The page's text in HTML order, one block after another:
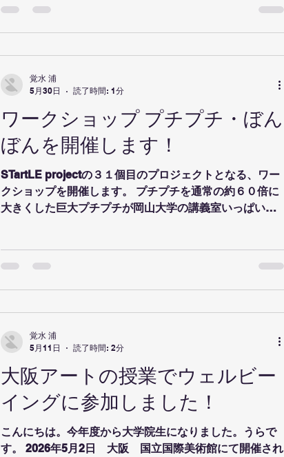
たはずの幸せ」に思いを寄せ、作品として表現します。
そして、一人ひとりが描いた作品をつなぎ合わせ、一つ
と。そして、自分たちが願う平和や幸せについて考える
める時間になればと思います。 岡山空襲展示室様主催
予定です。 ぜひお気軽にお越しください！ 【平和な未来
を描こう！】 📅 日時 6月27日（土）10:00〜12:00 6月28
日（日）10:00〜12:00 ※連続した内容のため、できるだ
け両日ご参加ください。 📍 会場.
ワークショップ プチプチ・ぼん
ぼんを開催します！
STartLE projectの３１個目のプロジェクトとなる、ワー
クショップを開催します。 プチプチを通常の約６０倍に
大きくした巨大プチプチが岡山大学の講義室いっぱいに
いものを探して普段は包めないものを包んで写真に撮っ
て振り返ってみるワークショップです。参加費無料で
覚水 浦
5月30日
読了時間: 1分
大阪アートの授業でウェルビー
イングに参加しました！
こんにちは。今年度から大学院生になりました。うらで
す。 2026年5月2日 大阪 国立国際美術館にて開催され
覚水 浦
5月11日
読了時間: 2分